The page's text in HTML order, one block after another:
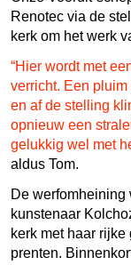
Renotec via de
kerk om het werk
“Hier wordt met
verricht. Een
en af de stelling
opnieuw een
gelukkig wel met
aldus Tom.
De werfomheining
kunstenaar
kerk met haar
prenten.